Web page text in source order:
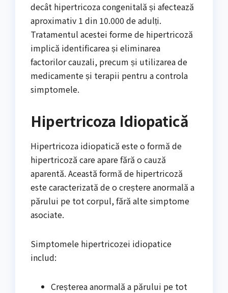
decât hipertricoza congenitală și afectează
aproximativ 1 din 10.000 de adulți.
Tratamentul acestei forme de hipertricoză
implică identificarea și eliminarea
factorilor cauzali, precum și utilizarea de
medicamente și terapii pentru a controla
simptomele.
Hipertricoza Idiopatică
Hipertricoza idiopatică este o formă de
hipertricoză care apare fără o cauză
aparentă. Această formă de hipertricoză
este caracterizată de o creștere anormală a
părului pe tot corpul, fără alte simptome
asociate.
Simptomele hipertricozei idiopatice
includ:
Creșterea anormală a părului pe tot